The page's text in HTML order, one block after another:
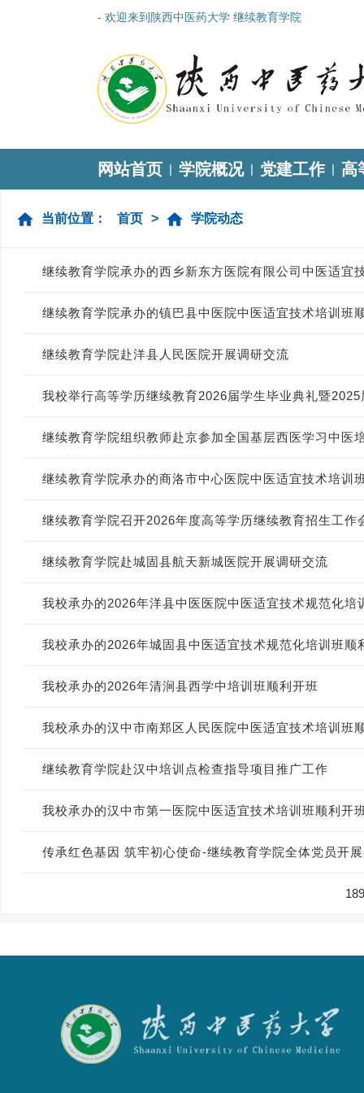
- 欢迎来到陕西中医药大学 继续教育学院
网站首页 | 学院概况 | 党建工作 | 高
当前位置： 首页 > 学院动态
继续教育学院承办的西乡新东方医院有限公司中医适宜
继续教育学院承办的镇巴县中医院中医适宜技术培训班
继续教育学院赴洋县人民医院开展调研交流
我校举行高等学历继续教育2026届学生毕业典礼暨
继续教育学院组织教师赴京参加全国基层西医学习中医
继续教育学院承办的商洛市中心医院中医适宜技术培训
继续教育学院召开2026年度高等学历继续教育招生工作
继续教育学院赴城固县航天新城医院开展调研交流
我校承办的2026年洋县中医医院中医适宜技术规范化培
我校承办的2026年城固县中医适宜技术规范化培训班顺
我校承办的2026年清涧县西学中培训班顺利开班
我校承办的汉中市南郑区人民医院中医适宜技术培训班
继续教育学院赴汉中培训点检查指导项目推广工作
我校承办的汉中市第一医院中医适宜技术培训班顺利开
传承红色基因 筑牢初心使命-继续教育学院全体党员开